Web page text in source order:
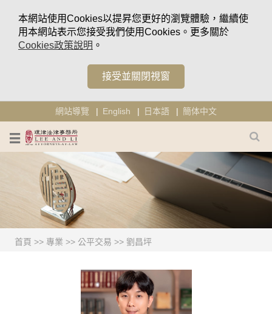
本網站使用Cookies以提昇您更好的瀏覽體驗，繼續使
用本網站表示您接受我們使用Cookies。更多關於
Cookies政策說明 。
接受並關閉視窗
網站導覽 English 日本語 簡体中文
首頁 >> 專業 >> 公平交易 >> 劉昌坪